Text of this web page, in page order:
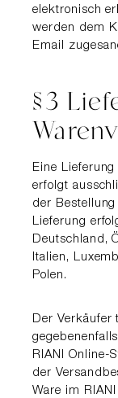
elektronisch
werden dem
Email
§3
Eine
erfolgt
der Bestellung
Lieferung
Deutschland,
Italien,
Polen.
Der
RIANI Online-
der
Ware im